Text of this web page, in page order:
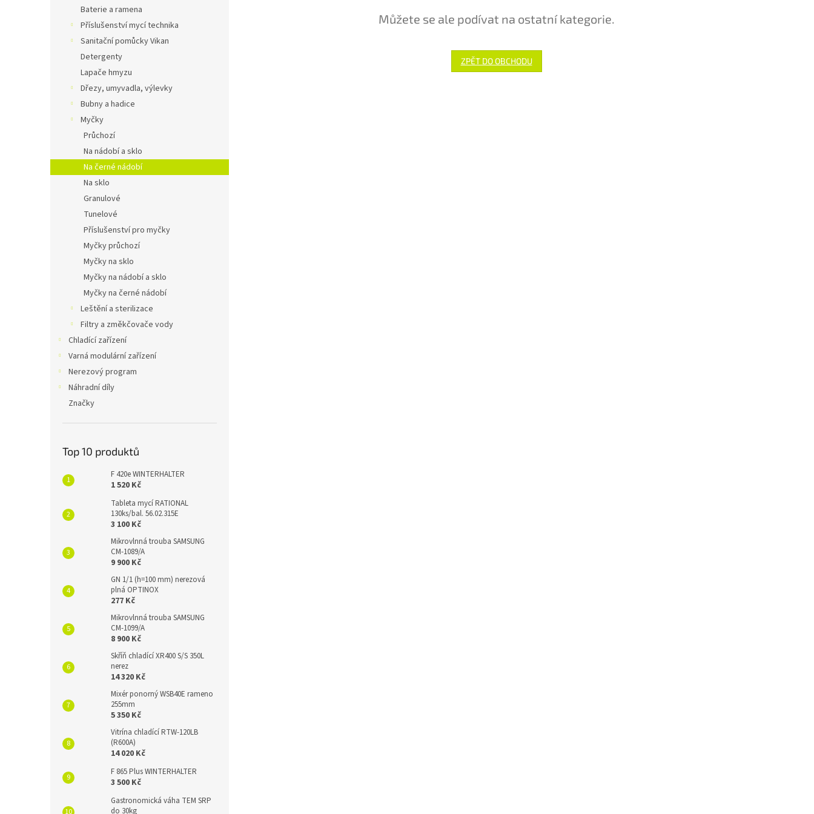
Baterie a ramena
Příslušenství mycí technika
Sanitační pomůcky Vikan
Detergenty
Lapače hmyzu
Dřezy, umyvadla, výlevky
Bubny a hadice
Myčky
Průchozí
Na nádobí a sklo
Na černé nádobí
Na sklo
Granulové
Tunelové
Příslušenství pro myčky
Myčky průchozí
Myčky na sklo
Myčky na nádobí a sklo
Myčky na černé nádobí
Leštění a sterilizace
Filtry a změkčovače vody
Chladící zařízení
Varná modulární zařízení
Nerezový program
Náhradní díly
Značky
Top 10 produktů
F 420e WINTERHALTER
1 520 Kč
Tableta mycí RATIONAL
130ks/bal. 56.02.315E
3 100 Kč
Mikrovlnná trouba SAMSUNG
CM-1089/A
9 900 Kč
GN 1/1 (h=100 mm) nerezová
plná OPTINOX
277 Kč
Mikrovlnná trouba SAMSUNG
CM-1099/A
8 900 Kč
Skříň chladící XR400 S/S 350L
nerez
14 320 Kč
Mixér ponorný WSB40E rameno
255mm
5 350 Kč
Vitrína chladící RTW-120LB
(R600A)
14 020 Kč
F 865 Plus WINTERHALTER
3 500 Kč
Gastronomická váha TEM SRP
do 30kg
Můžete se ale podívat na ostatní kategorie.
ZPĚT DO OBCHODU